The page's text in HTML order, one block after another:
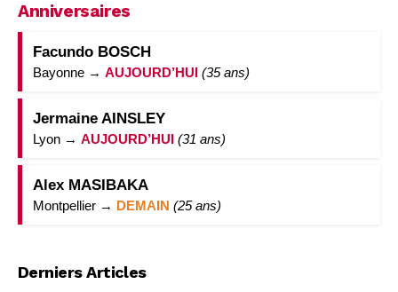
Anniversaires
Facundo BOSCH
Bayonne → AUJOURD’HUI (35 ans)
Jermaine AINSLEY
Lyon → AUJOURD’HUI (31 ans)
Alex MASIBAKA
Montpellier → DEMAIN (25 ans)
Derniers Articles